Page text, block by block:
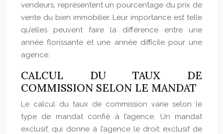
vendeurs, représentent un pourcentage du prix de
vente du bien immobilier. Leur importance est telle
qu’elles peuvent faire la différence entre une
année florissante et une année difficile pour une
agence.
CALCUL DU TAUX DE
COMMISSION SELON LE MANDAT
Le calcul du taux de commission varie selon le
type de mandat confié à l’agence. Un mandat
exclusif, qui donne à l’agence le droit exclusif de